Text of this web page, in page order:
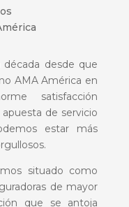
desde que
AMA América en
satisfacción
de servicio
estar más
situado como
de mayor
que se antoja